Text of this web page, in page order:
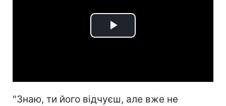
Play
"Знаю, ти його відчуєш, але вже не